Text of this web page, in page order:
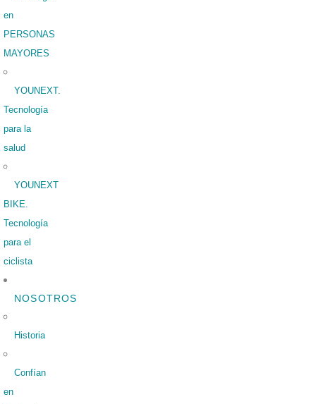
en
PERSONAS
MAYORES
YOUNEXT.
Tecnología
para la
salud
YOUNEXT
BIKE.
Tecnología
para el
ciclista
NOSOTROS
Historia
Confían
en